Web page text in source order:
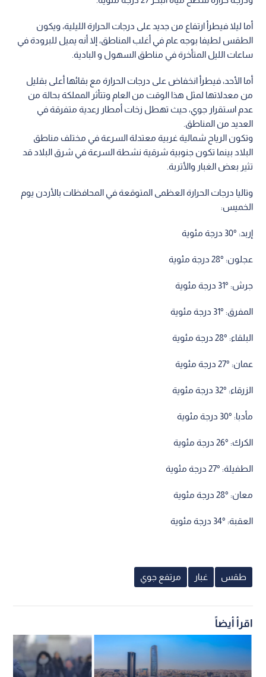
أما ليلا فيطرأ ارتفاع من جديد على درجات الحرارة الليلية، ويكون
الطقس لطيفا بوجه عام في أغلب المناطق، إلا أنه يميل للبرودة في
ساعات الليل المتأخرة في مناطق السهول و البادية.
أما الأحد، فيطرأ انخفاض على درجات الحرارة مع بقائها أعلى بقليل
من معدلاتها لمثل هذا الوقت من العام وتتأثر المملكة بحالة من
عدم استقرار جوي، حيث تهطل زخات أمطار رعدية متفرقة في
العديد من المناطق.
وتكون الرياح شمالية غربية معتدلة السرعة في مختلف مناطق
البلاد بينما تكون جنوبية شرقية نشطة السرعة في شرق البلاد قد
تثير بعض الغبار والأتربة.
وتاليا درجات الحرارة العظمى المتوقعة في المحافظات بالأردن يوم
الخميس:
إربد: °30 درجة مئوية
عجلون: °28 درجة مئوية
جرش: °31 درجة مئوية
المفرق: °31 درجة مئوية
البلقاء: °28 درجة مئوية
عمان: °27 درجة مئوية
الزرقاء: °32 درجة مئوية
مأدبا: °30 درجة مئوية
الكرك: °26 درجة مئوية
الطفيلة: °27 درجة مئوية
معان: °28 درجة مئوية
العقبة: °34 درجة مئوية
طقس غبار مرتفع جوي
اقرأ أيضاً